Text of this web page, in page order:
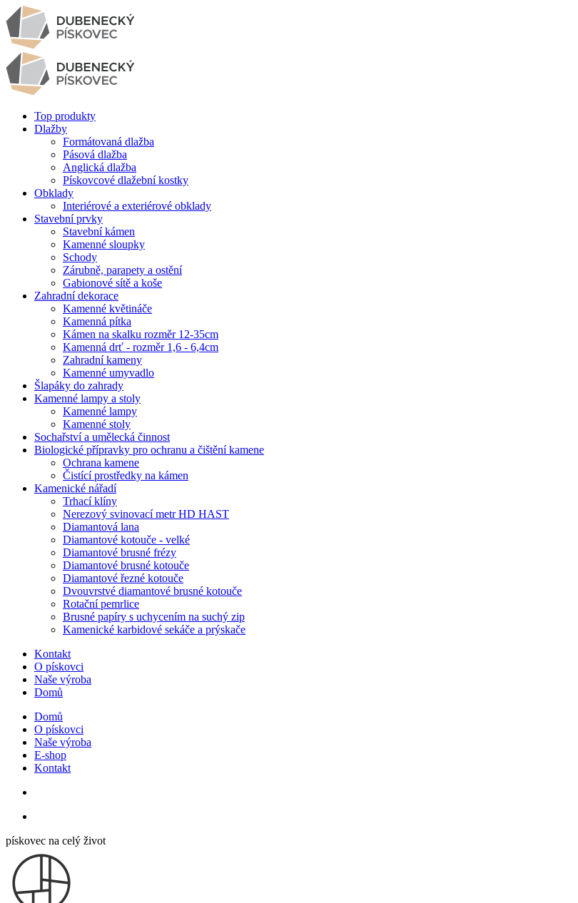
Top produkty
Dlažby
Formátovaná dlažba
Pásová dlažba
Anglická dlažba
Pískovcové dlažební kostky
Obklady
Interiérové a exteriérové obklady
Stavební prvky
Stavební kámen
Kamenné sloupky
Schody
Zárubně, parapety a ostění
Gabionové sítě a koše
Zahradní dekorace
Kamenné květináče
Kamenná pítka
Kámen na skalku rozměr 12-35cm
Kamenná drť - rozměr 1,6 - 6,4cm
Zahradní kameny
Kamenné umyvadlo
Šlapáky do zahrady
Kamenné lampy a stoly
Kamenné lampy
Kamenné stoly
Sochařství a umělecká činnost
Biologické přípravky pro ochranu a čištění kamene
Ochrana kamene
Čistící prostředky na kámen
Kamenické nářadí
Trhací klíny
Nerezový svinovací metr HD HAST
Diamantová lana
Diamantové kotouče - velké
Diamantové brusné frézy
Diamantové brusné kotouče
Diamantové řezné kotouče
Dvouvrstvé diamantové brusné kotouče
Rotační pemrlice
Brusné papíry s uchycením na suchý zip
Kamenické karbidové sekáče a prýskače
Kontakt
O pískovci
Naše výroba
Domů
Domů
O pískovci
Naše výroba
E-shop
Kontakt
pískovec na celý život